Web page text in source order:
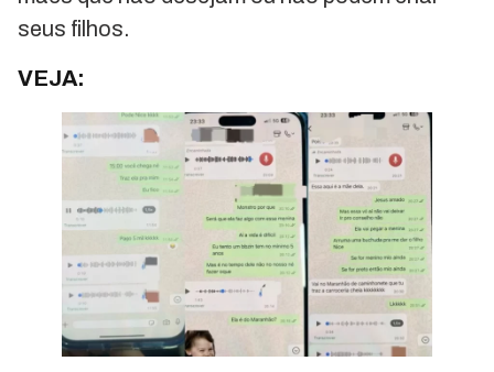
seus filhos.
VEJA: